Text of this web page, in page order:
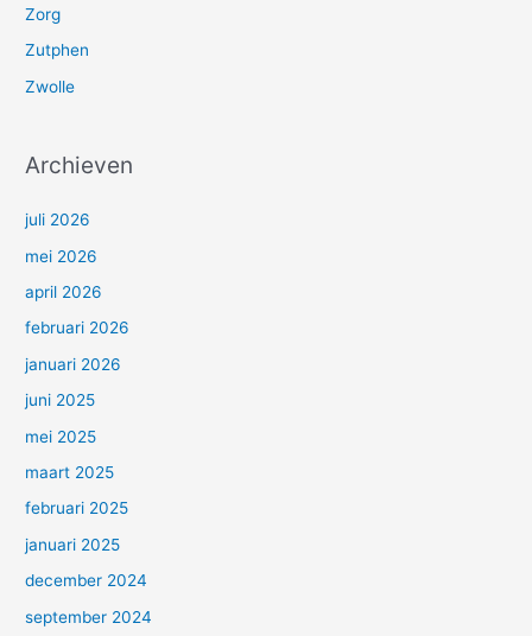
Zorg
Zutphen
Zwolle
Archieven
juli 2026
mei 2026
april 2026
februari 2026
januari 2026
juni 2025
mei 2025
maart 2025
februari 2025
januari 2025
december 2024
september 2024